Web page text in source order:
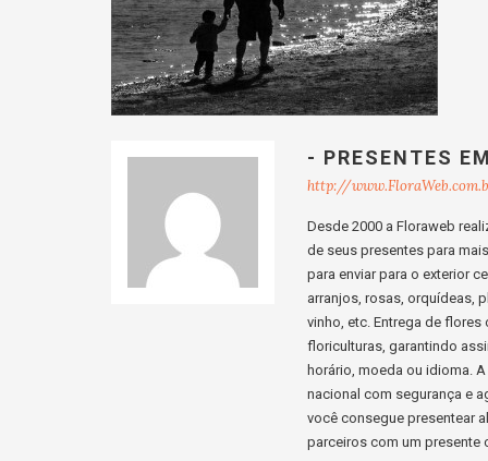
- PRESENTES
http://
Desde 2000 a Floraweb
de seus presentes para
para enviar para o exterior
arranjos, rosas, orquídeas,
vinho, etc. Entrega de
floriculturas, garantindo
horário, moeda ou idioma.
nacional com segurança e
você consegue presentear
parceiros com um presente